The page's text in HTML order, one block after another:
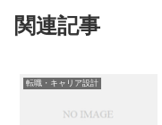
関連記事
転職・キャリア設計